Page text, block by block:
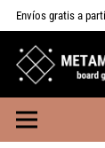
Envíos gratis a